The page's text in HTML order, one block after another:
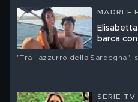
MADRI E
barca
"Tra l’azzurro della Sardegna",
SERIE TV